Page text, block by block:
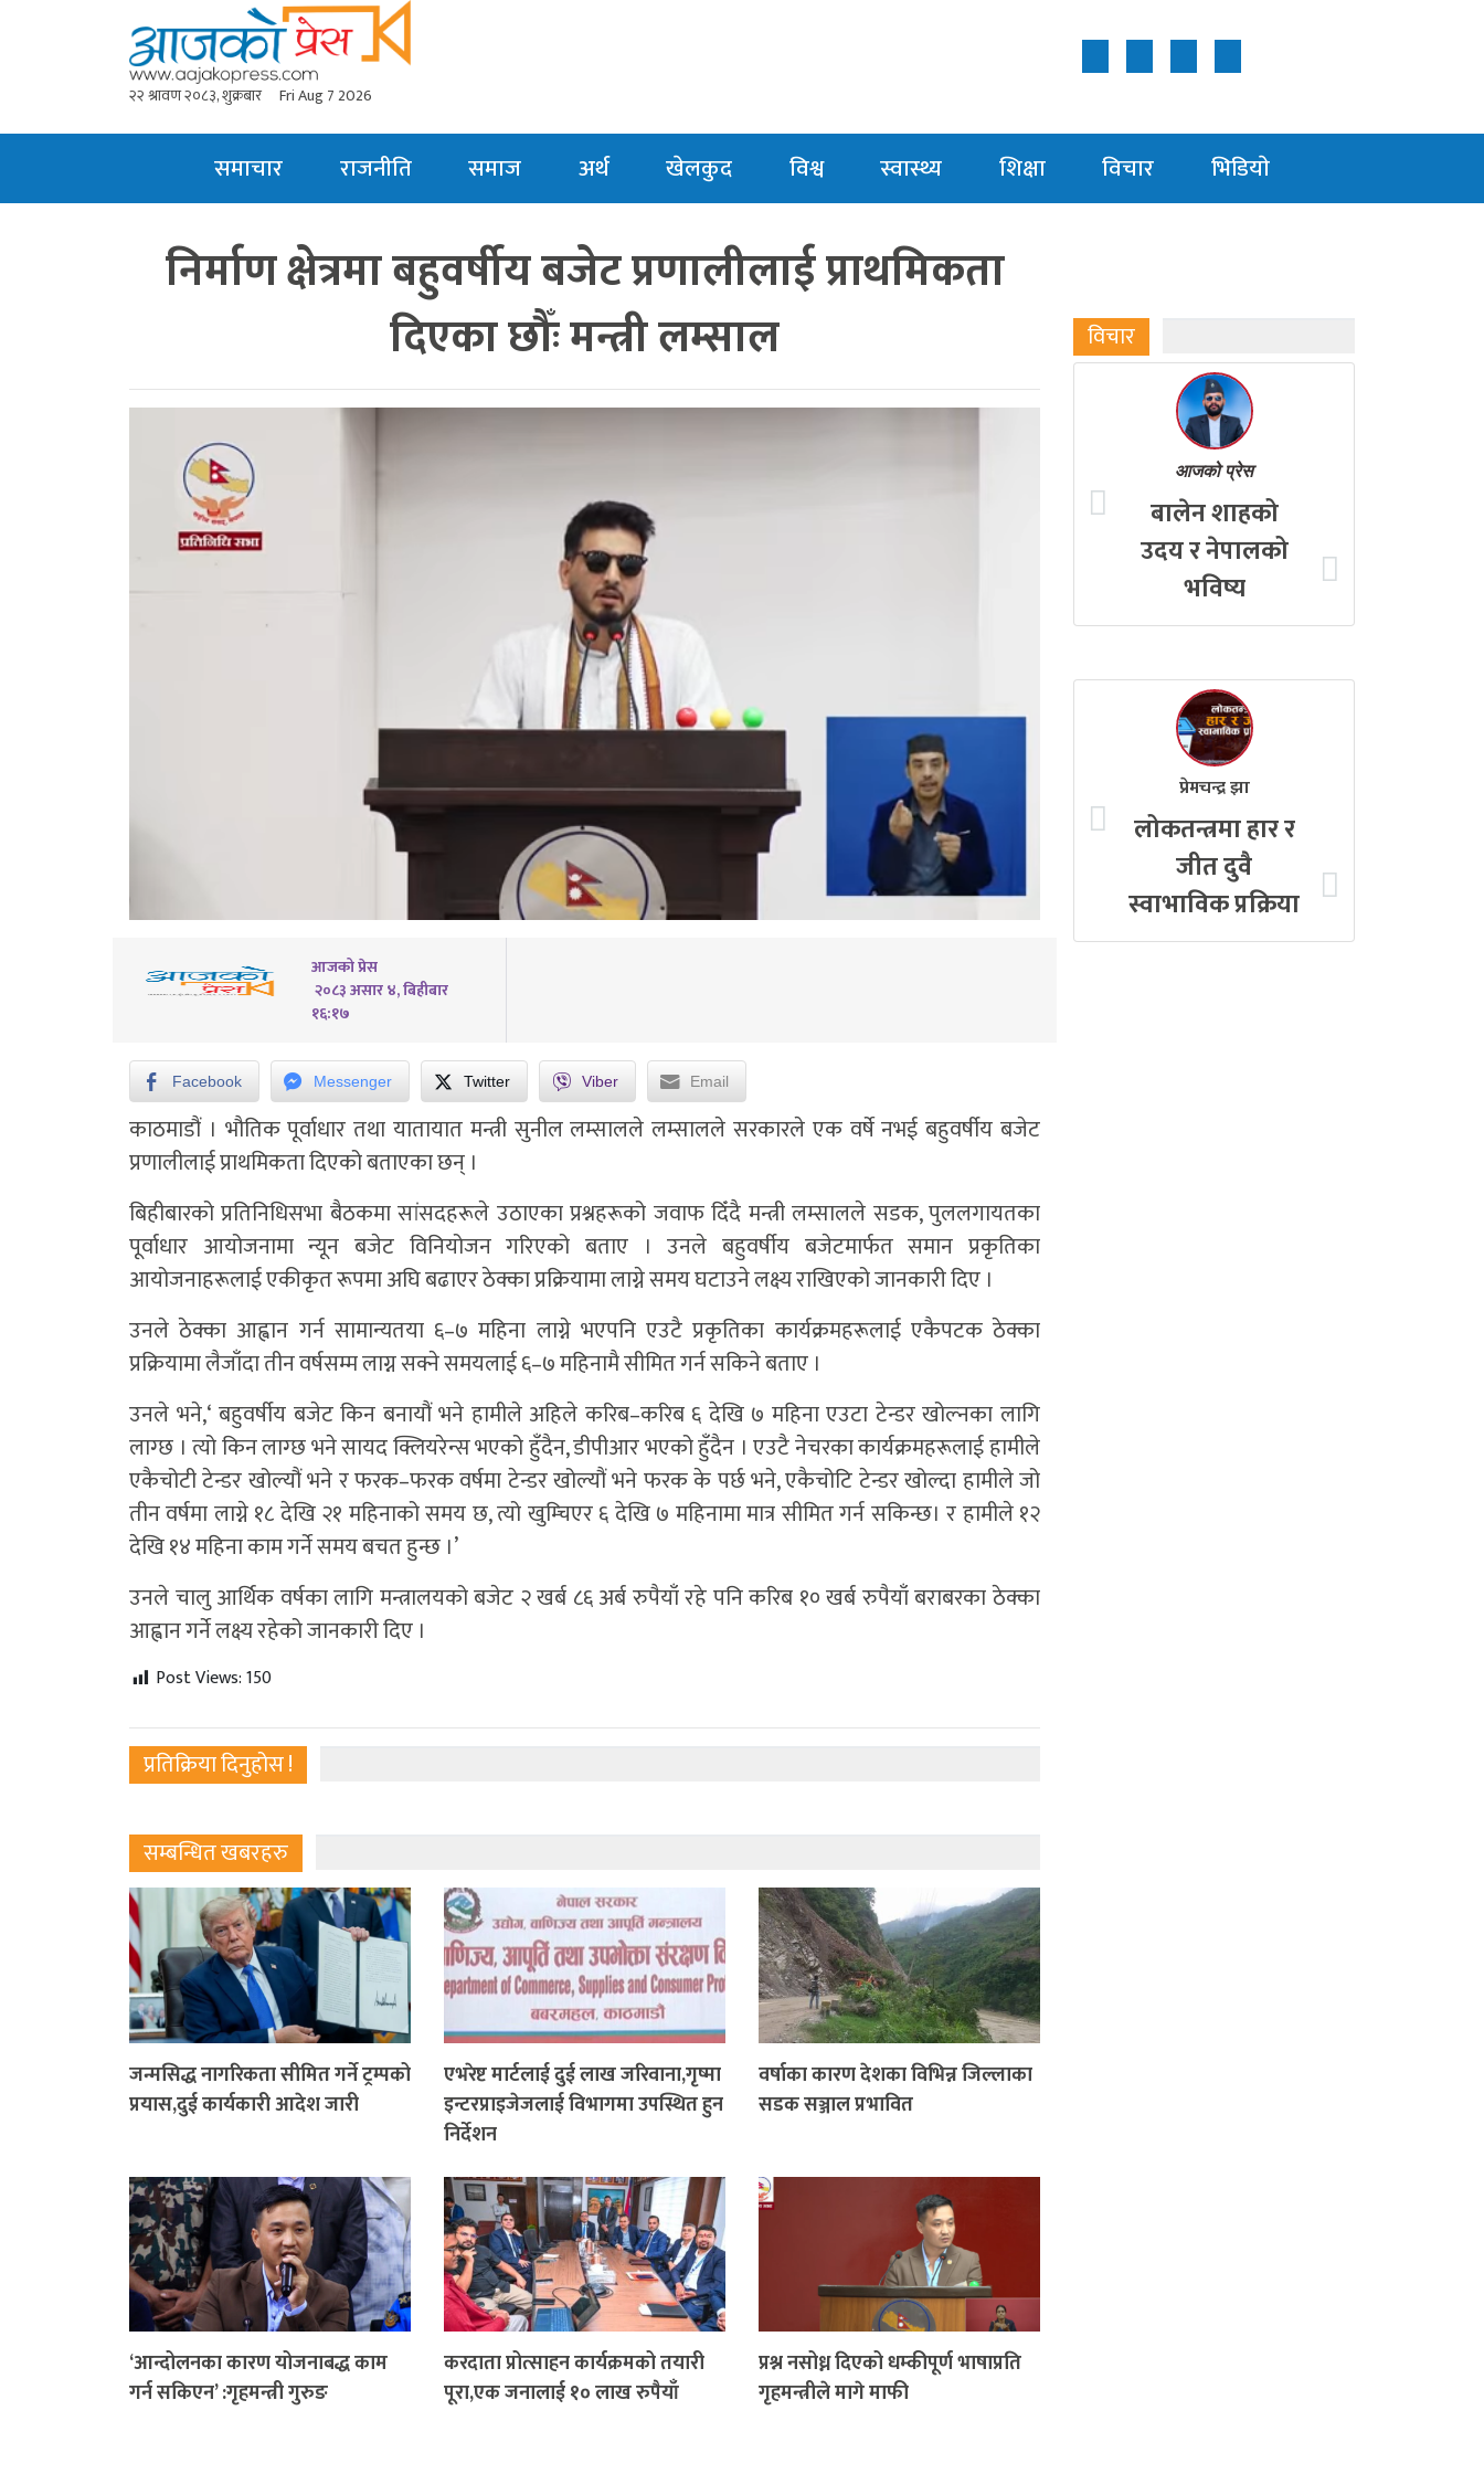
२२ श्रावण २०८३, शुक्रबार Fri Aug 7 2026
समाचार राजनीति समाज अर्थ खेलकुद विश्व स्वास्थ्य शिक्षा विचार भिडियाे
निर्माण क्षेत्रमा बहुवर्षीय बजेट प्रणालीलाई प्राथमिकता
दिएका छौँः मन्त्री लम्साल
आजको प्रेस
२०८३ असार ४, बिहीबार
१६:१७
Facebook Messenger Twitter Viber Email
काठमाडौं । भौतिक पूर्वाधार तथा यातायात मन्त्री सुनील लम्सालले लम्सालले सरकारले एक वर्षे नभई बहुवर्षीय बजेट
प्रणालीलाई प्राथमिकता दिएको बताएका छन् ।
बिहीबारको प्रतिनिधिसभा बैठकमा सांसदहरूले उठाएका प्रश्नहरूको जवाफ दिँदै मन्त्री लम्सालले सडक, पुललगायतका
पूर्वाधार आयोजनामा न्यून बजेट विनियोजन गरिएको बताए । उनले बहुवर्षीय बजेटमार्फत समान प्रकृतिका
आयोजनाहरूलाई एकीकृत रूपमा अघि बढाएर ठेक्का प्रक्रियामा लाग्ने समय घटाउने लक्ष्य राखिएको जानकारी दिए ।
उनले ठेक्का आह्वान गर्न सामान्यतया ६–७ महिना लाग्ने भएपनि एउटै प्रकृतिका कार्यक्रमहरूलाई एकैपटक ठेक्का
प्रक्रियामा लैजाँदा तीन वर्षसम्म लाग्न सक्ने समयलाई ६–७ महिनामै सीमित गर्न सकिने बताए ।
उनले भने,‘ बहुवर्षीय बजेट किन बनायौं भने हामीले अहिले करिब–करिब ६ देखि ७ महिना एउटा टेन्डर खोल्नका लागि
लाग्छ । त्यो किन लाग्छ भने सायद क्लियरेन्स भएको हुँदैन, डीपीआर भएको हुँदैन । एउटै नेचरका कार्यक्रमहरूलाई हामीले
एकैचोटी टेन्डर खोल्यौं भने र फरक–फरक वर्षमा टेन्डर खोल्यौं भने फरक के पर्छ भने, एकैचोटि टेन्डर खोल्दा हामीले जो
तीन वर्षमा लाग्ने १८ देखि २१ महिनाको समय छ, त्यो खुम्चिएर ६ देखि ७ महिनामा मात्र सीमित गर्न सकिन्छ। र हामीले १२
देखि १४ महिना काम गर्ने समय बचत हुन्छ ।’
उनले चालु आर्थिक वर्षका लागि मन्त्रालयको बजेट २ खर्ब ८६ अर्ब रुपैयाँ रहे पनि करिब १० खर्ब रुपैयाँ बराबरका ठेक्का
आह्वान गर्ने लक्ष्य रहेको जानकारी दिए ।
Post Views:150
प्रतिक्रिया दिनुहोस !
सम्बन्धित खबरहरु
जन्मसिद्ध नागरिकता सीमित गर्ने ट्रम्पको
प्रयास,दुई कार्यकारी आदेश जारी
एभरेष्ट मार्टलाई दुई लाख जरिवाना,गृष्मा
इन्टरप्राइजेजलाई विभागमा उपस्थित हुन
निर्देशन
वर्षाका कारण देशका विभिन्न जिल्लाका
सडक सञ्जाल प्रभावित
‘आन्दोलनका कारण योजनाबद्ध काम
गर्न सकिएन’ :गृहमन्त्री गुरुङ
करदाता प्रोत्साहन कार्यक्रमको तयारी
पूरा,एक जनालाई १० लाख रुपैयाँ
प्रश्न नसोध्न दिएको धम्कीपूर्ण भाषाप्रति
गृहमन्त्रीले मागे माफी
विचार
आजको प्रेस
बालेन शाहको
उदय र नेपालको
भविष्य
प्रेमचन्द्र झा
लोकतन्त्रमा हार र
जीत दुवै
स्वाभाविक प्रक्रिया